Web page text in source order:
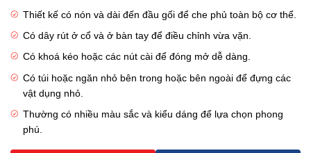
Thiết kế có nón và dài đến đầu gối để che phủ toàn bộ cơ thể.
Có dây rút ở cổ và ở bàn tay để điều chỉnh vừa vặn.
Có khoá kéo hoặc các nút cài để đóng mở dễ dàng.
Có túi hoặc ngăn nhỏ bên trong hoặc bên ngoài để đựng các
vật dụng nhỏ.
Thường có nhiều màu sắc và kiểu dáng để lựa chọn phong
phú.